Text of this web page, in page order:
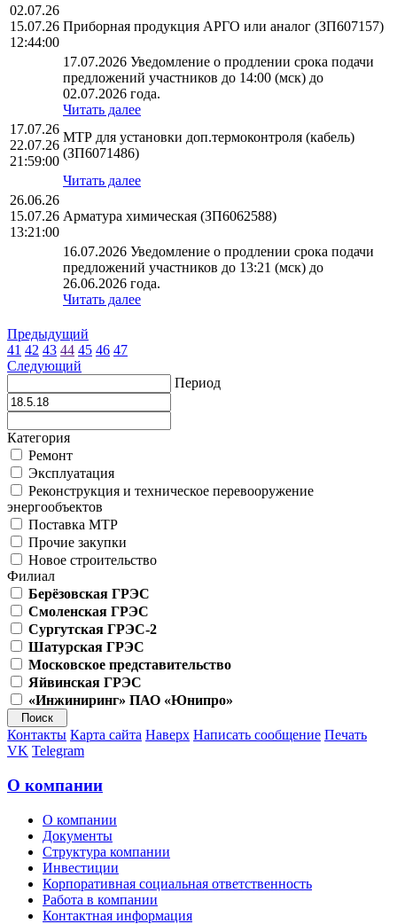
02.07.26
15.07.26
12:44:00
Приборная продукция АРГО или аналог (ЗП607157)
17.07.2026 Уведомление о продлении срока подачи
предложений участников до 14:00 (мск) до
02.07.2026 года.
Читать далее
17.07.26
22.07.26
21:59:00
МТР для установки доп.термоконтроля (кабель)
(ЗП6071486)
Читать далее
26.06.26
15.07.26
13:21:00
Арматура химическая (ЗП6062588)
16.07.2026 Уведомление о продлении срока подачи
предложений участников до 13:21 (мск) до
26.06.2026 года.
Читать далее
Предыдущий
41 42 43 44 45 46 47
Следующий
Период
Категория
Ремонт
Эксплуатация
Реконструкция и техническое перевооружение
энергообъектов
Поставка МТР
Прочие закупки
Новое строительство
Филиал
Берёзовская ГРЭС
Смоленская ГРЭС
Сургутская ГРЭС-2
Шатурская ГРЭС
Московское представительство
Яйвинская ГРЭС
«Инжиниринг» ПАО «Юнипро»
Контакты Карта сайта Наверх Написать сообщение Печать
VK Telegram
О компании
О компании
Документы
Структура компании
Инвестиции
Корпоративная социальная ответственность
Работа в компании
Контактная информация